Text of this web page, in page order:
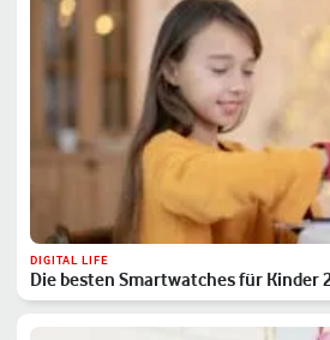
DIGITAL LIFE
Die besten Smartwatches für Kinder